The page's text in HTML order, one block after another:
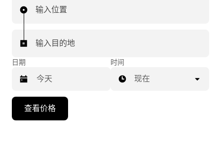
输入位置
输入目的地
日期
向
时间
现在
查看价格